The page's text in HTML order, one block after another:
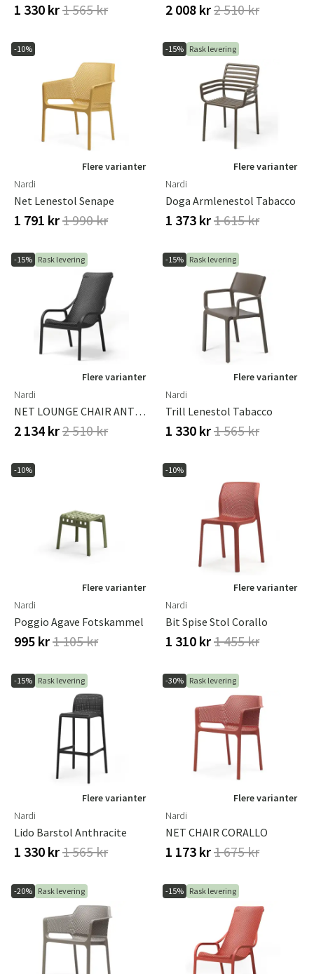
1 330 kr1 565 kr 2 008 kr2 510 kr
-10%
Flere varianter
Nardi
Net Lenestol Senape
1 791 kr1 990 kr
-15% Rask levering
Flere varianter
Nardi
Doga Armlenestol Tabacco
1 373 kr1 615 kr
-15% Rask levering
Flere varianter
Nardi
NET LOUNGE CHAIR ANTHRACITE
2 134 kr2 510 kr
-15% Rask levering
Flere varianter
Nardi
Trill Lenestol Tabacco
1 330 kr1 565 kr
-10%
Flere varianter
Nardi
Poggio Agave Fotskammel
995 kr1 105 kr
-10%
Flere varianter
Nardi
Bit Spise Stol Corallo
1 310 kr1 455 kr
-15% Rask levering
Flere varianter
Nardi
Lido Barstol Anthracite
1 330 kr1 565 kr
-30% Rask levering
Flere varianter
Nardi
NET CHAIR CORALLO
1 173 kr1 675 kr
-20% Rask levering -15% Rask levering